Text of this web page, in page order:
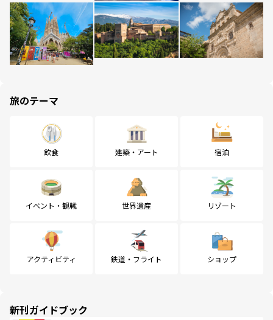
旅のテーマ
飲食 建築・アート 宿泊
イベント・観戦 世界遺産 リゾート
アクティビティ 鉄道・フライト ショップ
新刊ガイドブック